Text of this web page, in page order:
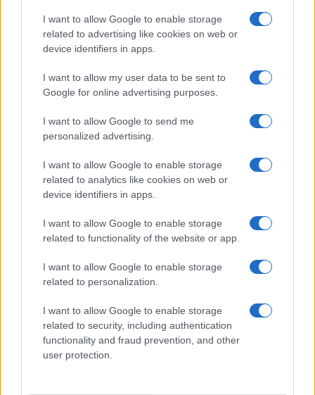
I want to allow Google to enable storage
related to advertising like cookies on web or
device identifiers in apps.
I want to allow my user data to be sent to
Google for online advertising purposes.
I want to allow Google to send me
personalized advertising.
I want to allow Google to enable storage
related to analytics like cookies on web or
device identifiers in apps.
I want to allow Google to enable storage
related to functionality of the website or app.
I want to allow Google to enable storage
related to personalization.
I want to allow Google to enable storage
related to security, including authentication
functionality and fraud prevention, and other
user protection.
Gallura, finti clienti svuotano le suite: furto da
50mila nel resort
Meteo Olbia 7 agosto, sole e caldo tornano
fine agosto
amate dell’estate 2026